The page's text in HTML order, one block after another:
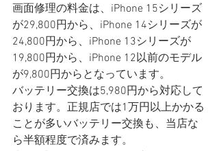
画面修理の料金は、iPhone 15シリーズ
が29,800円から、iPhone 14シリーズが
24,800円から、iPhone 13シリーズが
19,800円から、iPhone 12以前のモデル
が9,800円からとなっています。
バッテリー交換は5,980円から対応して
おります。正規店では1万円以上かかる
ことが多いバッテリー交換も、当店な
ら半額程度で済みます。